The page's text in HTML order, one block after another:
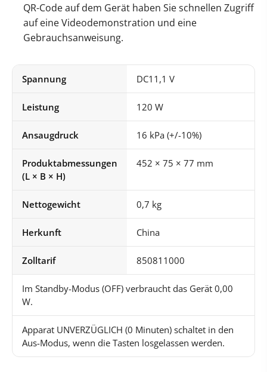
QR-Code auf dem Gerät haben Sie schnellen Zugriff
auf eine Videodemonstration und eine
Gebrauchsanweisung.
Spannung DC11,1 V
Leistung 120 W
Ansaugdruck 16 kPa (+/-10%)
Produktabmessungen
(L × B × H)
452 × 75 × 77 mm
Nettogewicht 0,7 kg
Herkunft China
Zolltarif 850811000
Im Standby-Modus (OFF) verbraucht das Gerät 0,00
W.
Apparat UNVERZÜGLICH (0 Minuten) schaltet in den
Aus-Modus, wenn die Tasten losgelassen werden.